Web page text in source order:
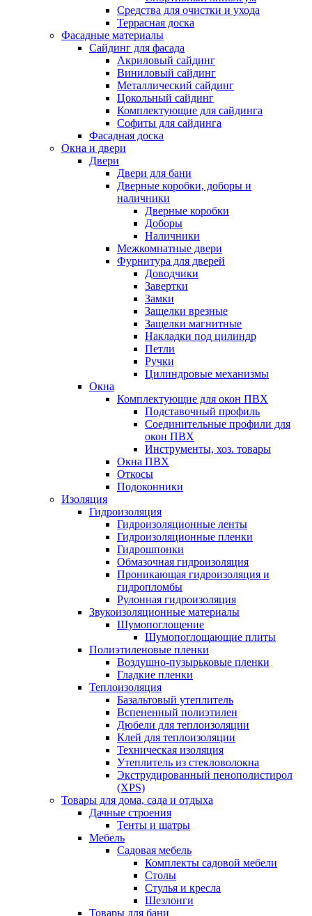
Средства для очистки и ухода
Террасная доска
Фасадные материалы
Сайдинг для фасада
Акриловый сайдинг
Виниловый сайдинг
Металлический сайдинг
Цокольный сайдинг
Комплектующие для сайдинга
Софиты для сайдинга
Фасадная доска
Окна и двери
Двери
Двери для бани
Дверные коробки, доборы и
наличники
Дверные коробки
Доборы
Наличники
Межкомнатные двери
Фурнитура для дверей
Доводчики
Завертки
Замки
Защелки врезные
Защелки магнитные
Накладки под цилиндр
Петли
Ручки
Цилиндровые механизмы
Окна
Комплектующие для окон ПВХ
Подставочный профиль
Соединительные профили для
окон ПВХ
Инструменты, хоз. товары
Окна ПВХ
Откосы
Подоконники
Изоляция
Гидроизоляция
Гидроизоляционные ленты
Гидроизоляционные пленки
Гидрошпонки
Обмазочная гидроизоляция
Проникающая гидроизоляция и
гидропломбы
Рулонная гидроизоляция
Звукоизоляционные материалы
Шумопоглощение
Шумопоглощающие плиты
Полиэтиленовые пленки
Воздушно-пузырьковые пленки
Гладкие пленки
Теплоизоляция
Базальтовый утеплитель
Вспененный полиэтилен
Дюбели для теплоизоляции
Клей для теплоизоляции
Техническая изоляция
Утеплитель из стекловолокна
Экструдированный пенополистирол
(XPS)
Товары для дома, сада и отдыха
Дачные строения
Тенты и шатры
Мебель
Садовая мебель
Комплекты садовой мебели
Столы
Стулья и кресла
Шезлонги
Товары для бани